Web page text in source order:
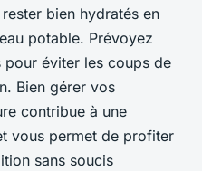
bien hydratés en
potable. Prévoyez
éviter les coups de
Bien gérer vos
contribue à une
vous permet de profiter
sans soucis